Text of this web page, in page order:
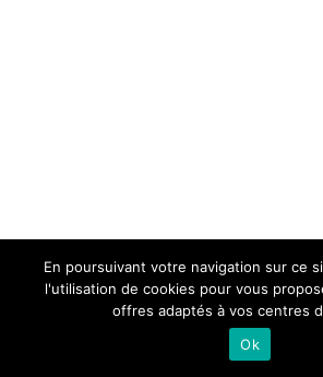
En poursuivant votre navigation sur ce
l'utilisation de cookies pour vous
offres adaptés à vos centres
Ok